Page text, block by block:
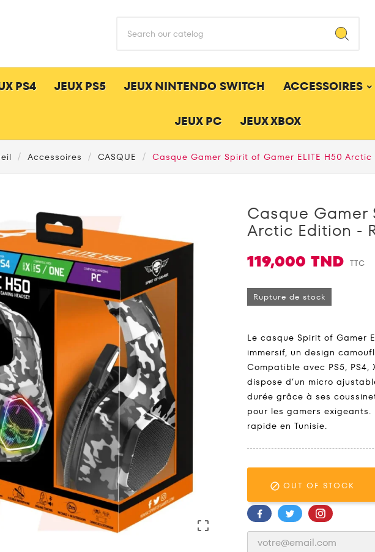
PS4 JEUX PS5 JEUX NINTENDO SWITCH ACCESSOIRES
JEUX PC JEUX XBOX
Accessoires CASQUE Casque Gamer Spirit of Gamer ELITE H50

Casque Gamer
Arctic Edition -
119,000 TND TTC
Rupture de stock
Le casque Spirit of Gamer
immersif, un design
Compatible avec PS5,
dispose d’un micro
durée grâce à ses
pour les gamers
rapide en Tunisie.
 OUT OF STOCK